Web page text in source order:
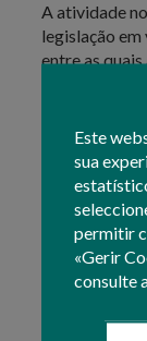
Este
sua
permitir
«Gerir
consulte
A atividade
legislação
entre as
Atualmente
online